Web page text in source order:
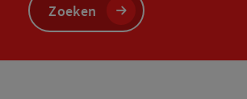
Zoeken